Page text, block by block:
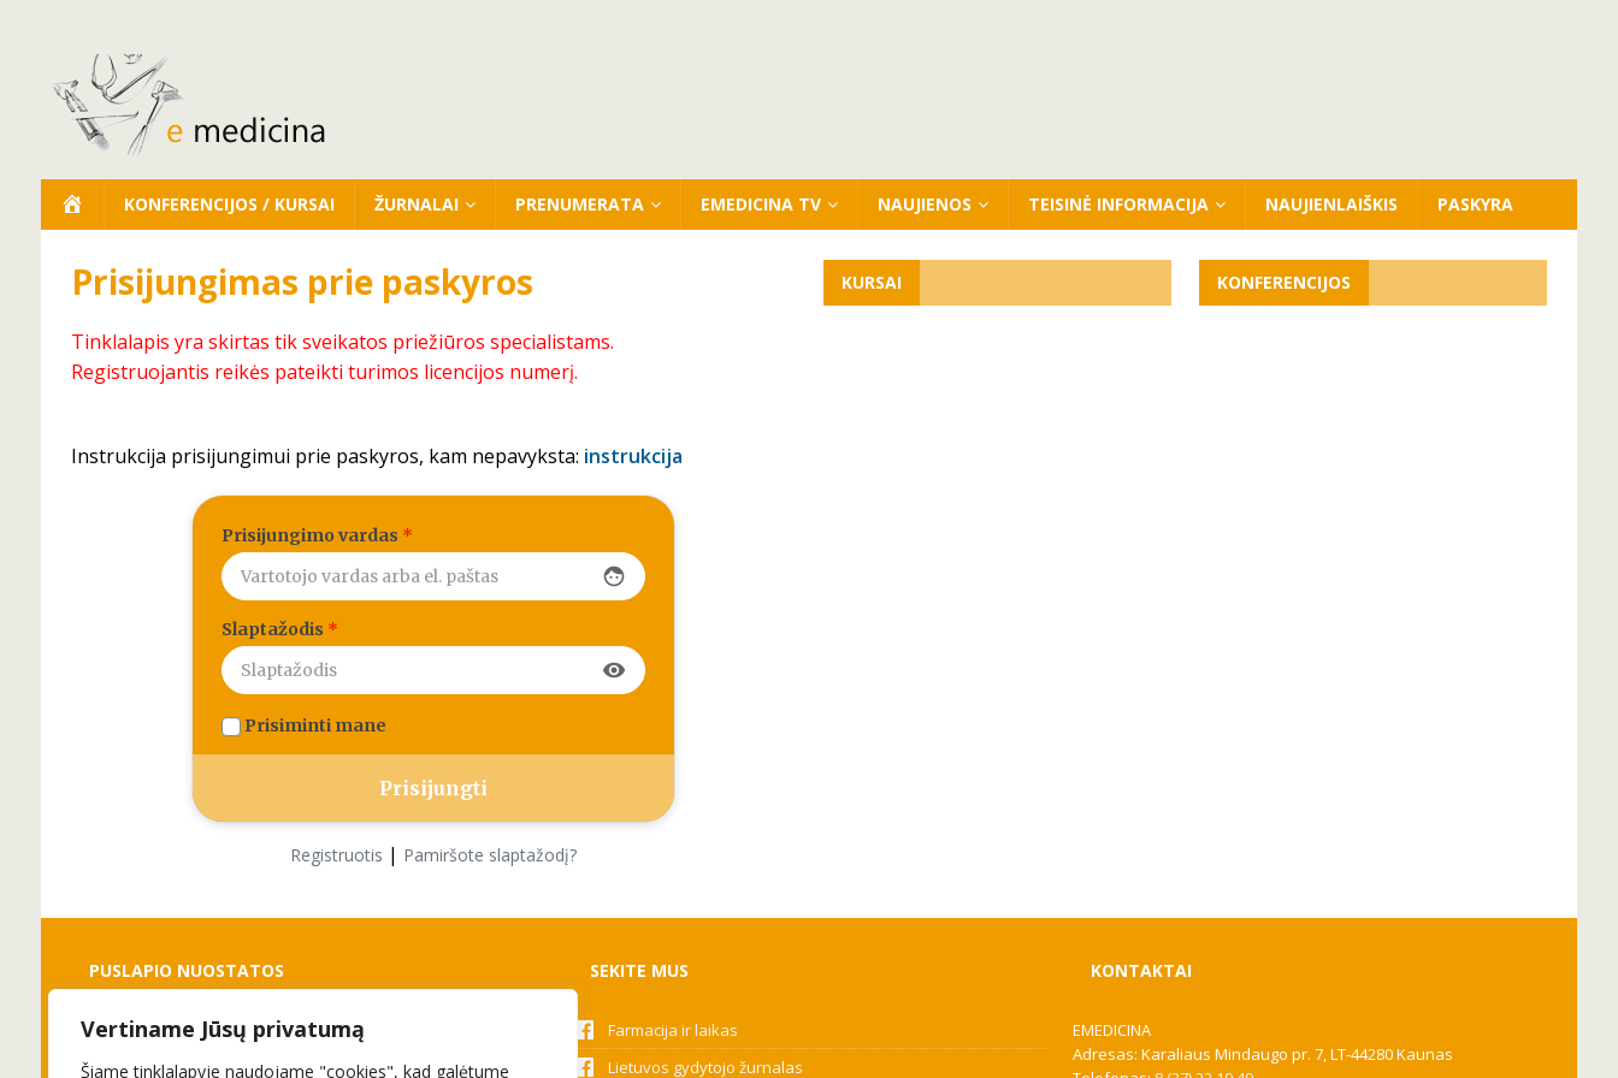
Vertiname Jūsų privatumą
Šiame tinklalapyje naudojame "cookies", kad galėtume
KONFERENCIJOS / KURSAI ŽURNALAI PRENUMERATA EMEDICINA TV NAUJIENOS TEISINĖ INFORMACIJA NAUJIENLAIŠKIS PASKYRA
Prisijungimas prie paskyros
Tinklalapis yra skirtas tik sveikatos priežiūros specialistams.
Registruojantis reikės pateikti turimos licencijos numerį.
Instrukcija prisijungimui prie paskyros, kam nepavyksta: instrukcija
Prisijungimo vardas *
face
Slaptažodis *
visibility
Prisiminti mane
Registruotis | Pamiršote slaptažodį?
KURSAI KONFERENCIJOS
PUSLAPIO NUOSTATOS
Slapukai
Privatumo politika
SEKITE MUS
Farmacija ir laikas
Lietuvos gydytojo žurnalas
KONTAKTAI
EMEDICINA
Adresas: Karaliaus Mindaugo pr. 7, LT-44280 Kaunas